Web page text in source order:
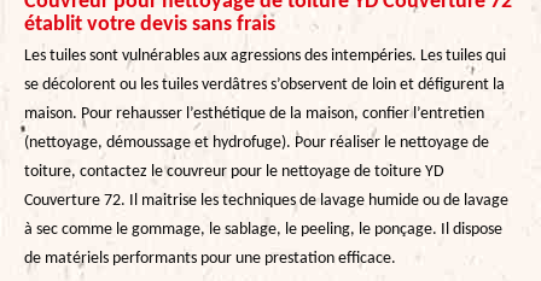
établit votre devis sans frais
Les tuiles sont vulnérables aux agressions des intempéries. Les tuiles qui
se décolorent ou les tuiles verdâtres s’observent de loin et défigurent la
maison. Pour rehausser l’esthétique de la maison, confier l’entretien
(nettoyage, démoussage et hydrofuge). Pour réaliser le nettoyage de
toiture, contactez le couvreur pour le nettoyage de toiture YD
Couverture 72. Il maitrise les techniques de lavage humide ou de lavage
à sec comme le gommage, le sablage, le peeling, le ponçage. Il dispose
de matériels performants pour une prestation efficace.